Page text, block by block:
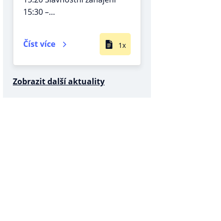
15:30 –…
Číst více 1x
Zobrazit další aktuality